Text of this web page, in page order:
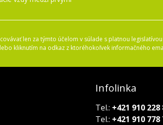
len za týmto účelom v súlade s platnou
kliknutím na odkaz z ktoréhokoľvek informačného
Infolinka
Tel.: +421 910 228
Tel.: +421 910 778